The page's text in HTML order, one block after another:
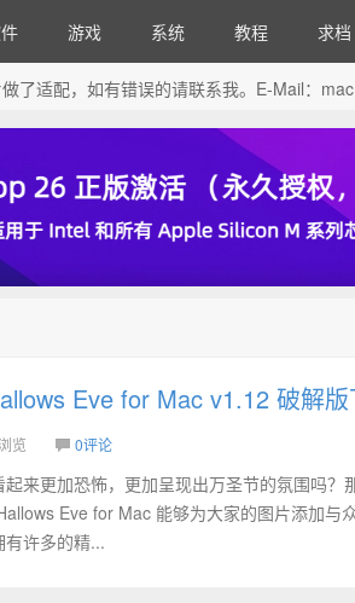
游戏 系统 教程 求档
了适配，如有错误的请联系我。E-Mail：
Eve for Mac v1.12 破解
览 0评论
来更加恐怖，更加呈现出万圣节的氛围吗？
Eve for Mac 能够为大家的图片添加与
许多的精...